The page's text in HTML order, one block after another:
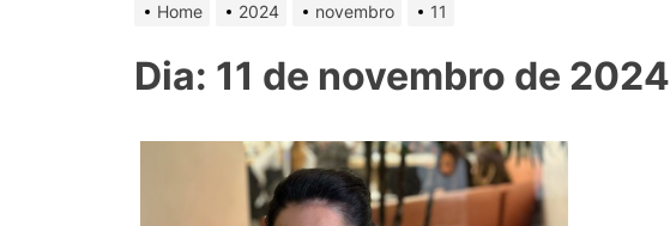
Home 2024 novembro 11
Dia: 11 de novembro de 2024